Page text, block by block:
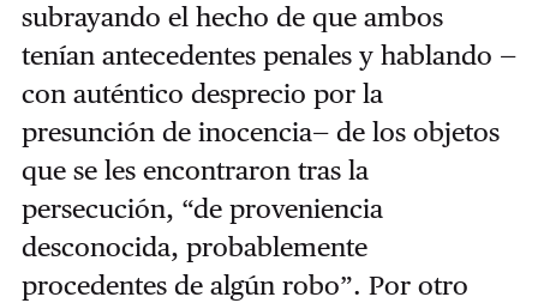
subrayando el hecho de que ambos
tenían antecedentes penales y hablando —
con auténtico desprecio por la
presunción de inocencia— de los objetos
que se les encontraron tras la
persecución, “de proveniencia
desconocida, probablemente
procedentes de algún robo”. Por otro